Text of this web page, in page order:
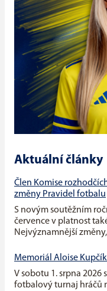
Aktuální články
Člen Komise
změny Pravidel fotbalu
S novým soutěžním
července v platnost
Nejvýznamnější
Memoriál Aloise
V sobotu 1. srpna 2026
fotbalový turnaj hráčů